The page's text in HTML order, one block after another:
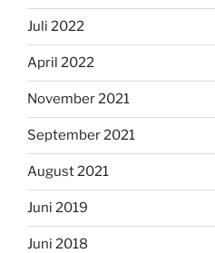
Juli 2022
April 2022
November 2021
September 2021
August 2021
Juni 2019
Juni 2018